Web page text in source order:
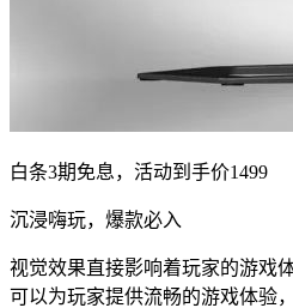
白条3期免息，活动到手价1499
沉浸嗨玩，爆款必入
视觉效果直接影响着玩家的游戏
可以为玩家提供流畅的游戏体验